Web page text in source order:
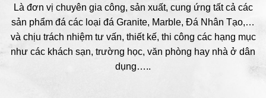
Là đơn vị chuyên gia công, sản xuất, cung ứng tất cả các
sản phẩm đá các loại đá Granite, Marble, Đá Nhân Tạo,…
và chịu trách nhiệm tư vấn, thiết kế, thi công các hạng mục
như các khách sạn, trường học, văn phòng hay nhà ở dân
dụng…..